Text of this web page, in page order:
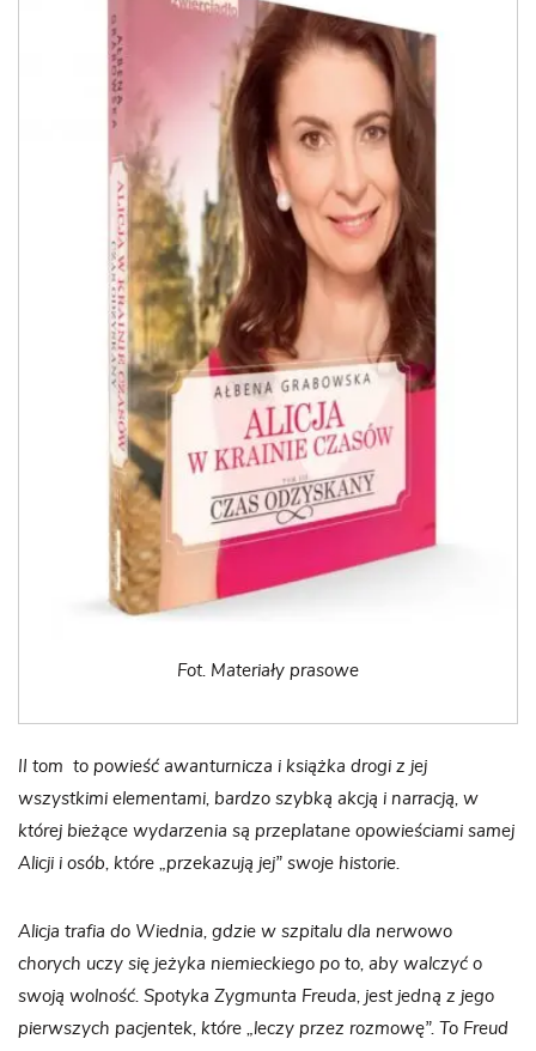
Fot. Materiały prasowe
II tom to powieść awanturnicza i książka drogi z jej
wszystkimi elementami, bardzo szybką akcją i narracją, w
której bieżące wydarzenia są przeplatane opowieściami samej
Alicji i osób, które „przekazują jej” swoje historie.
Alicja trafia do Wiednia, gdzie w szpitalu dla nerwowo
chorych uczy się jeżyka niemieckiego po to, aby walczyć o
swoją wolność. Spotyka Zygmunta Freuda, jest jedną z jego
pierwszych pacjentek, które „leczy przez rozmowę”. To Freud